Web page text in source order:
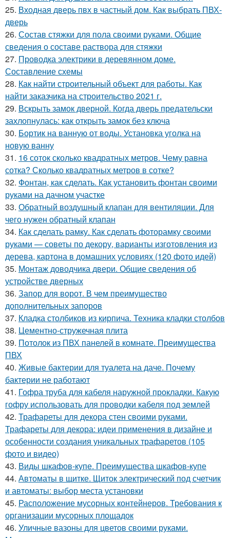
25. Входная дверь пвх в частный дом. Как выбрать ПВХ-
дверь
26. Состав стяжки для пола своими руками. Общие
сведения о составе раствора для стяжки
27. Проводка электрики в деревянном доме.
Составление схемы
28. Как найти строительный объект для работы. Как
найти заказчика на строительство 2021 г.
29. Вскрыть замок дверной. Когда дверь предательски
захлопнулась: как открыть замок без ключа
30. Бортик на ванную от воды. Установка уголка на
новую ванну
31. 16 соток сколько квадратных метров. Чему равна
сотка? Сколько квадратных метров в сотке?
32. Фонтан, как сделать. Как установить фонтан своими
руками на дачном участке
33. Обратный воздушный клапан для вентиляции. Для
чего нужен обратный клапан
34. Как сделать рамку. Как сделать фоторамку своими
руками — советы по декору, варианты изготовления из
дерева, картона в домашних условиях (120 фото идей)
35. Монтаж доводчика двери. Общие сведения об
устройстве дверных
36. Запор для ворот. В чем преимущество
дополнительных запоров
37. Кладка столбиков из кирпича. Техника кладки столбов
38. Цементно-стружечная плита
39. Потолок из ПВХ панелей в комнате. Преимущества
ПВХ
40. Живые бактерии для туалета на даче. Почему
бактерии не работают
41. Гофра труба для кабеля наружной прокладки. Какую
гофру использовать для проводки кабеля под землей
42. Трафареты для декора стен своими руками.
Трафареты для декора: идеи применения в дизайне и
особенности создания уникальных трафаретов (105
фото и видео)
43. Виды шкафов-купе. Преимущества шкафов-купе
44. Автоматы в щитке. Щиток электрический под счетчик
и автоматы: выбор места установки
45. Расположение мусорных контейнеров. Требования к
организации мусорных площадок
46. Уличные вазоны для цветов своими руками.